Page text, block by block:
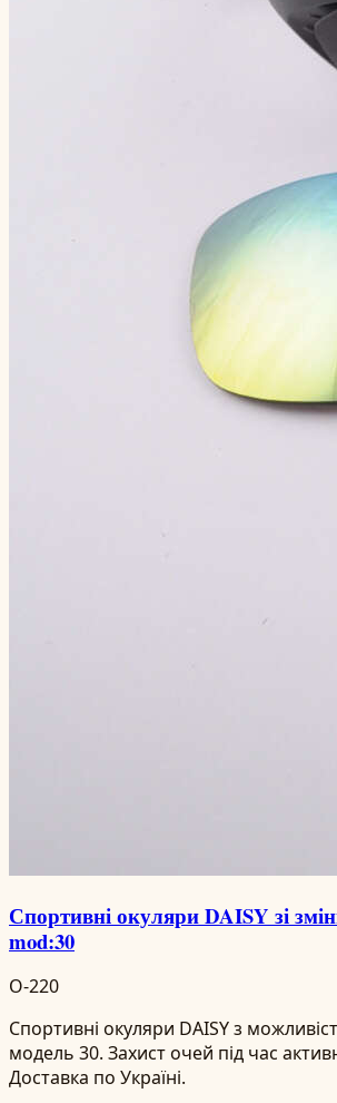
Спортивні окуляри DAISY зі
mod:30
O-220
Спортивні окуляри DAISY з
модель 30. Захист очей під час
Доставка по Україні.